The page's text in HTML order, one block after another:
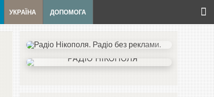
УКРАЇНА ДОПОМОГА